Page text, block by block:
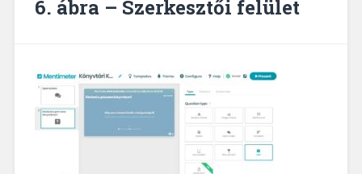
6. ábra – Szerkesztői felület